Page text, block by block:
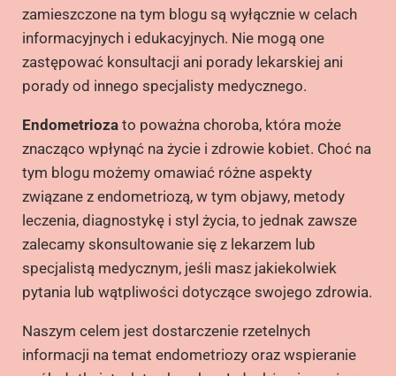
zamieszczone na tym blogu są wyłącznie w celach
informacyjnych i edukacyjnych. Nie mogą one
zastępować konsultacji ani porady lekarskiej ani
porady od innego specjalisty medycznego.
Endometrioza to poważna choroba, która może
znacząco wpłynąć na życie i zdrowie kobiet. Choć na
tym blogu możemy omawiać różne aspekty
związane z endometriozą, w tym objawy, metody
leczenia, diagnostykę i styl życia, to jednak zawsze
zalecamy skonsultowanie się z lekarzem lub
specjalistą medycznym, jeśli masz jakiekolwiek
pytania lub wątpliwości dotyczące swojego zdrowia.
Naszym celem jest dostarczenie rzetelnych
informacji na temat endometriozy oraz wspieranie